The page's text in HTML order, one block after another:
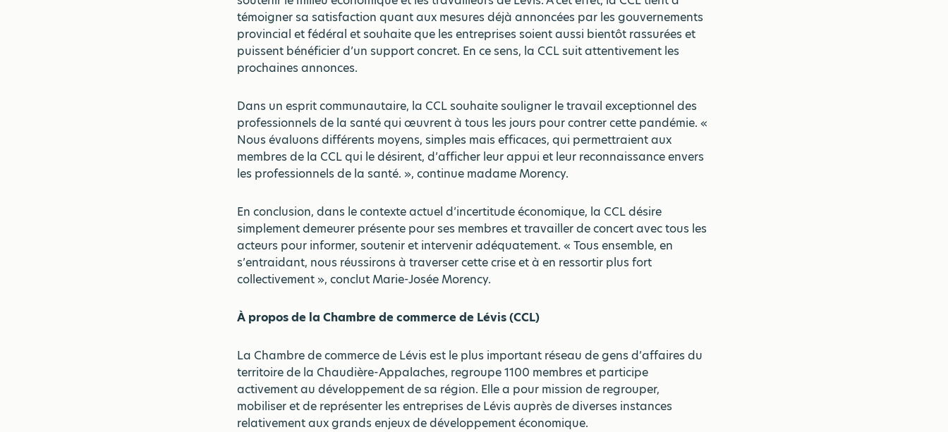
témoigner sa satisfaction quant aux mesures déjà annoncées par les gouvernements
provincial et fédéral et souhaite que les entreprises soient aussi bientôt rassurées et
puissent bénéficier d’un support concret. En ce sens, la CCL suit attentivement les
prochaines annonces.
Dans un esprit communautaire, la CCL souhaite souligner le travail exceptionnel des
professionnels de la santé qui œuvrent à tous les jours pour contrer cette pandémie. «
Nous évaluons différents moyens, simples mais efficaces, qui permettraient aux
membres de la CCL qui le désirent, d’afficher leur appui et leur reconnaissance envers
les professionnels de la santé. », continue madame Morency.
En conclusion, dans le contexte actuel d’incertitude économique, la CCL désire
simplement demeurer présente pour ses membres et travailler de concert avec tous les
acteurs pour informer, soutenir et intervenir adéquatement. « Tous ensemble, en
s’entraidant, nous réussirons à traverser cette crise et à en ressortir plus fort
collectivement », conclut Marie-Josée Morency.
À propos de la Chambre de commerce de Lévis (CCL)
La Chambre de commerce de Lévis est le plus important réseau de gens d’affaires du
territoire de la Chaudière-Appalaches, regroupe 1100 membres et participe
activement au développement de sa région. Elle a pour mission de regrouper,
mobiliser et de représenter les entreprises de Lévis auprès de diverses instances
relativement aux grands enjeux de développement économique.